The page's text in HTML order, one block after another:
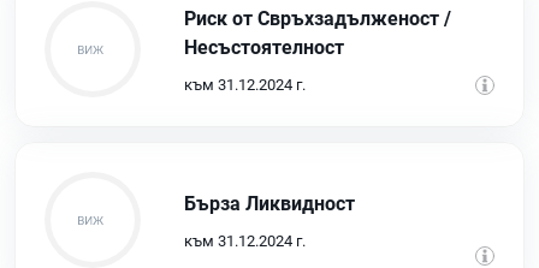
Риск от Свръхзадълженост /
Несъстоятелност
към 31.12.2024 г.
Бърза Ликвидност
към 31.12.2024 г.